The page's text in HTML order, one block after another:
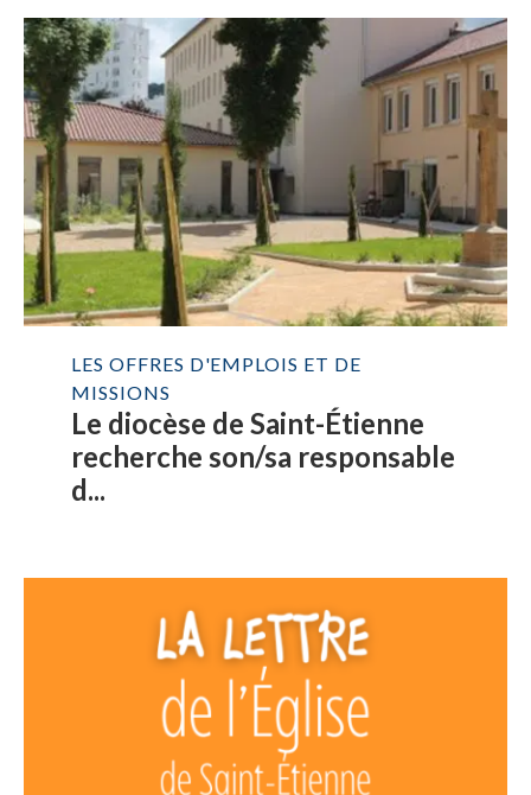
LES OFFRES D'EMPLOIS ET DE
MISSIONS
Le diocèse de Saint-Étienne
recherche son/sa responsable
d...